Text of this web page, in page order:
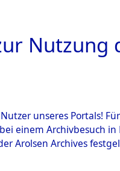
Nutzung
unseres Portals!
einem Archivbesuch
Arolsen Archives